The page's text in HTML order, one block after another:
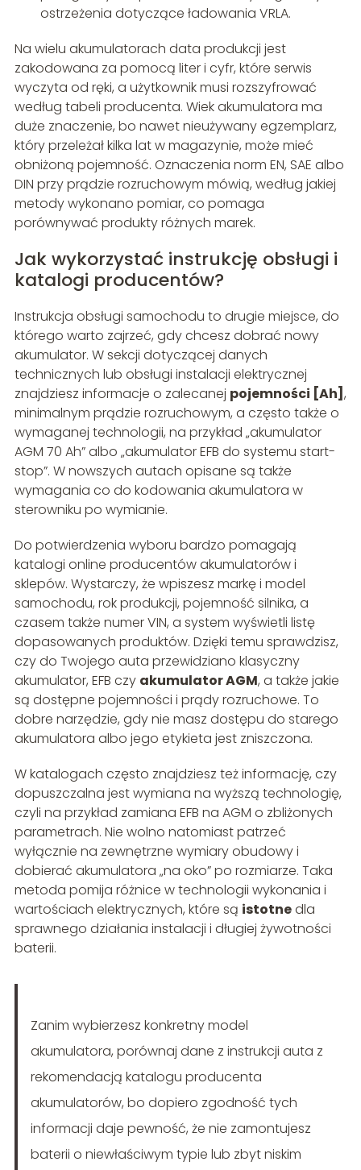
ostrzeżenia dotyczące ładowania VRLA.
Na wielu akumulatorach data produkcji jest
zakodowana za pomocą liter i cyfr, które serwis
wyczyta od ręki, a użytkownik musi rozszyfrować
według tabeli producenta. Wiek akumulatora ma
duże znaczenie, bo nawet nieużywany egzemplarz,
który przeleżał kilka lat w magazynie, może mieć
obniżoną pojemność. Oznaczenia norm EN, SAE albo
DIN przy prądzie rozruchowym mówią, według jakiej
metody wykonano pomiar, co pomaga
porównywać produkty różnych marek.
Jak wykorzystać instrukcję obsługi i
katalogi producentów?
Instrukcja obsługi samochodu to drugie miejsce, do
którego warto zajrzeć, gdy chcesz dobrać nowy
akumulator. W sekcji dotyczącej danych
technicznych lub obsługi instalacji elektrycznej
znajdziesz informacje o zalecanej pojemności [Ah] ,
minimalnym prądzie rozruchowym, a często także o
wymaganej technologii, na przykład „akumulator
AGM 70 Ah” albo „akumulator EFB do systemu start-
stop”. W nowszych autach opisane są także
wymagania co do kodowania akumulatora w
sterowniku po wymianie.
Do potwierdzenia wyboru bardzo pomagają
katalogi online producentów akumulatorów i
sklepów. Wystarczy, że wpiszesz markę i model
samochodu, rok produkcji, pojemność silnika, a
czasem także numer VIN, a system wyświetli listę
dopasowanych produktów. Dzięki temu sprawdzisz,
czy do Twojego auta przewidziano klasyczny
akumulator, EFB czy akumulator AGM, a także jakie
są dostępne pojemności i prądy rozruchowe. To
dobre narzędzie, gdy nie masz dostępu do starego
akumulatora albo jego etykieta jest zniszczona.
W katalogach często znajdziesz też informację, czy
dopuszczalna jest wymiana na wyższą technologię,
czyli na przykład zamiana EFB na AGM o zbliżonych
parametrach. Nie wolno natomiast patrzeć
wyłącznie na zewnętrzne wymiary obudowy i
dobierać akumulatora „na oko” po rozmiarze. Taka
metoda pomija różnice w technologii wykonania i
wartościach elektrycznych, które są istotnedla
sprawnego działania instalacji i długiej żywotności
baterii.
Zanim wybierzesz konkretny model
akumulatora, porównaj dane z instrukcji auta z
rekomendacją katalogu producenta
akumulatorów, bo dopiero zgodność tych
informacji daje pewność, że nie zamontujesz
baterii o niewłaściwym typie lub zbyt niskim